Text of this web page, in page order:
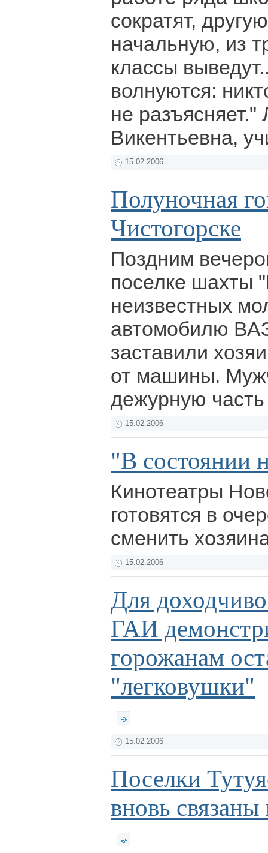
сократят,
начальную, из
классы
волнуются:
не
Викентьевна,
15.02.2006
Полуночная
Чистогорске
Поздним
поселке шахты
неизвестных
автомобилю
заставили
от машины.
дежурную
15.02.2006
"В состоянии
Кинотеатры
готовятся в
сменить
15.02.2006
Для
ГАИ
горожанам
"легковушки"
15.02.2006
Поселки
вновь